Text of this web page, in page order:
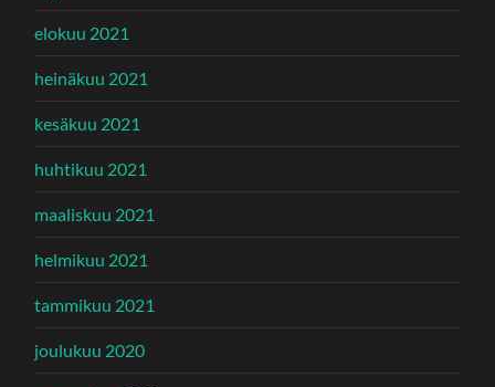
elokuu 2021
heinäkuu 2021
kesäkuu 2021
huhtikuu 2021
maaliskuu 2021
helmikuu 2021
tammikuu 2021
joulukuu 2020